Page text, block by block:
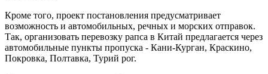
Кроме того, проект постановления предусматривает
возможность и автомобильных, речных и морских отправок.
Так, организовать перевозку рапса в Китай предлагается через
автомобильные пункты пропуска - Кани-Курган, Краскино,
Покровка, Полтавка, Турий рог.